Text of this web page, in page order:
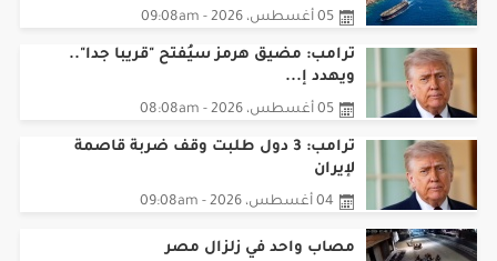
ترامب: مضيق هرمز سيُفتح "قريبا جدا"..
ويهدد إ...
05 أغسطس، 2026 - 08:08am
ترامب: 3 دول طلبت وقف ضربة قاصمة
لإيران
04 أغسطس، 2026 - 09:08am
03 أغسطس، 2026 - 01:08pm